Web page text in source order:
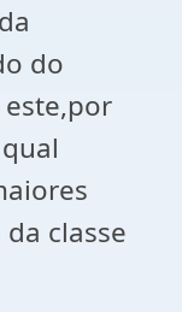
do
classe